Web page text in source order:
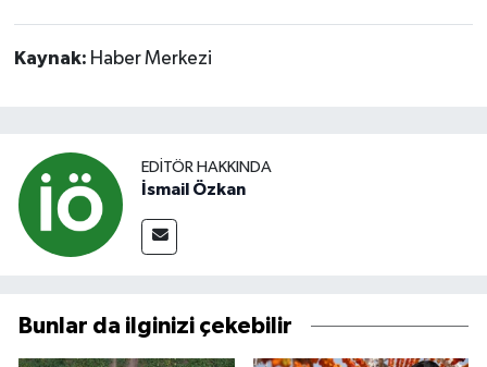
Kaynak: Haber Merkezi
EDITÖR HAKKINDA
İsmail Özkan
Bunlar da ilginizi çekebilir